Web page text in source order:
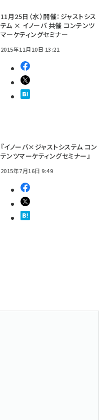
11月25日（水）開催：ジャストシス
テム × イノーバ 共催 コンテンツ
マーケティングセミナー
2015年11月10日 13:21
『イノーバ×ジャストシステム コン
テンツマーケティングセミナー』
2015年7月16日 9:49